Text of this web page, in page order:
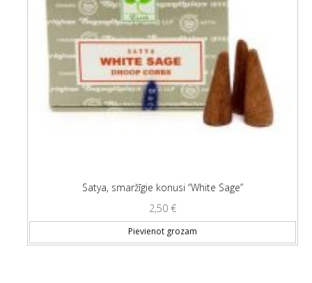
Satya, smaržīgie konusi “White Sage”
2,50 €
Pievienot grozam